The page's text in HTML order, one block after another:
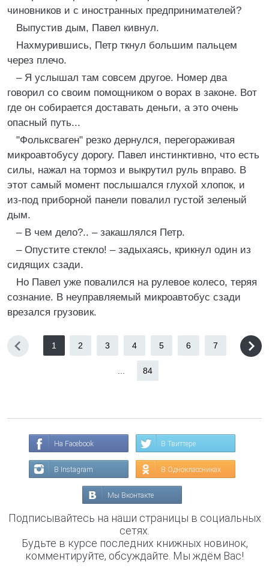
чиновников и с иностранных предпринимателей?
Выпустив дым, Павел кивнул.
Нахмурившись, Петр ткнул большим пальцем
через плечо.
– Я услышал там совсем другое. Номер два
говорил со своим помощником о ворах в законе. Вот
где он собирается доставать деньги, а это очень
опасный путь...
"Фольксваген" резко дернулся, перегораживая
микроавтобусу дорогу. Павел инстинктивно, что есть
силы, нажал на тормоз и выкрутил руль вправо. В
этот самый момент послышался глухой хлопок, и
из-под приборной панели повалил густой зеленый
дым.
– В чем дело?.. – закашлялся Петр.
– Опустите стекло! – задыхаясь, крикнул один из
сидящих сзади.
Но Павел уже повалился на рулевое колесо, теряя
сознание. В неуправляемый микроавтобус сзади
врезался грузовик.
1 2 3 4 5 6 7
84
На Facebook В Твиттере
В Instagram В Одноклассниках
Мы Вконтакте
Подписывайтесь на наши страницы в социальных
сетях.
Будьте в курсе последних книжных новинок,
комментируйте, обсуждайте. Мы ждём Вас!